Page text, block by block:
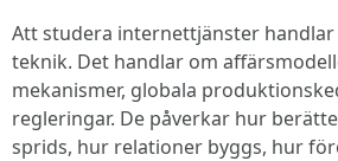
Att studera internet­tjänster
teknik. Det handlar om
mekanismer, globala
regleringar. De påverkar hur
sprids, hur relationer byggs, hur